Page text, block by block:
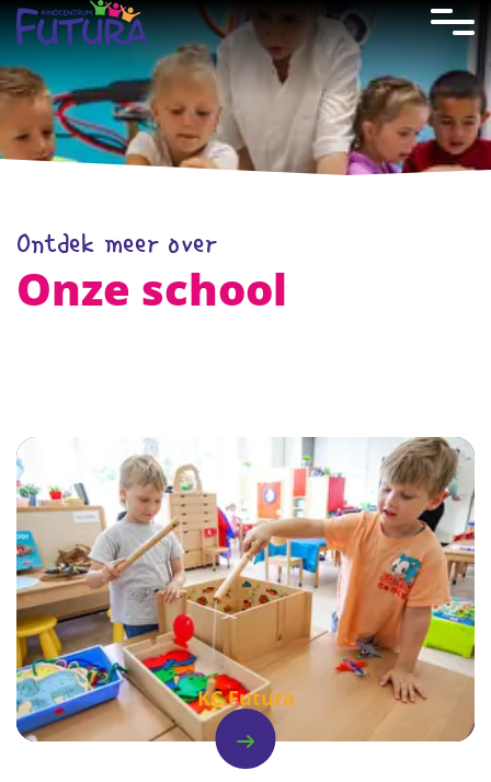
overslaan
Ontdek meer over
Onze school
KC Futura